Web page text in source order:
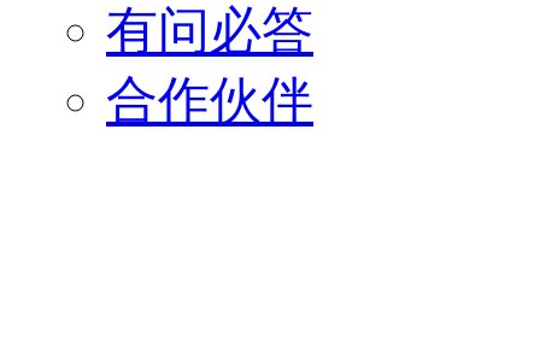
有问必答
合作伙伴